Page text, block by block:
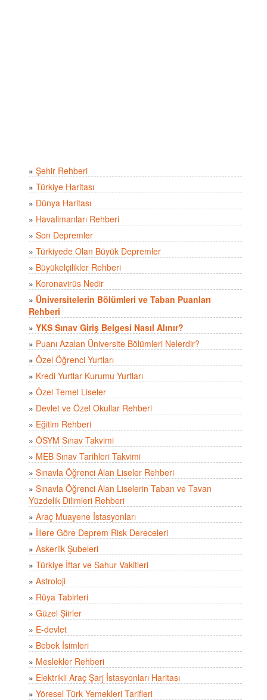
» Şehir Rehberi
» Türkiye Haritası
» Dünya Haritası
» Havalimanları Rehberi
» Son Depremler
» Türkiyede Olan Büyük Depremler
» Büyükelçilikler Rehberi
» Koronavirüs Nedir
» Üniversitelerin Bölümleri ve Taban Puanları
Rehberi
» YKS Sınav Giriş Belgesi Nasıl Alınır?
» Puanı Azalan Üniversite Bölümleri Nelerdir?
» Özel Öğrenci Yurtları
» Kredi Yurtlar Kurumu Yurtları
» Özel Temel Liseler
» Devlet ve Özel Okullar Rehberi
» Eğitim Rehberi
» ÖSYM Sınav Takvimi
» MEB Sınav Tarihleri Takvimi
» Sınavla Öğrenci Alan Liseler Rehberi
» Sınavla Öğrenci Alan Liselerin Taban ve Tavan
Yüzdelik Dilimleri Rehberi
» Araç Muayene İstasyonları
» İllere Göre Deprem Risk Dereceleri
» Askerlik Şubeleri
» Türkiye İftar ve Sahur Vakitleri
» Astroloji
» Rüya Tabirleri
» Güzel Şiirler
» E-devlet
» Bebek İsimleri
» Meslekler Rehberi
» Elektrikli Araç Şarj İstasyonları Haritası
» Yöresel Türk Yemekleri Tarifleri